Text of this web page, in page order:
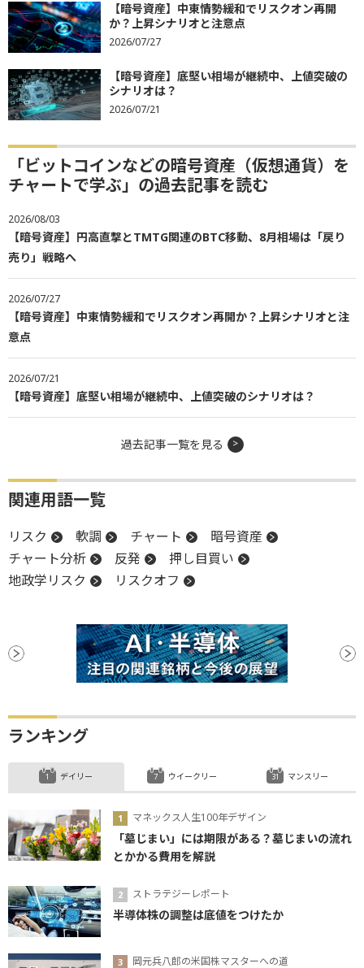
【暗号資産】中東情勢緩和でリスクオン再開
か？上昇シナリオと注意点
2026/07/27
【暗号資産】底堅い相場が継続中、上値突破の
シナリオは？
2026/07/21
「ビットコインなどの暗号資産（仮想通貨）を
チャートで学ぶ」の過去記事を読む
2026/08/03
【暗号資産】円高直撃とTMTG関連のBTC移動、8月相場は「戻り
売り」戦略へ
2026/07/27
【暗号資産】中東情勢緩和でリスクオン再開か？上昇シナリオと注
意点
2026/07/21
【暗号資産】底堅い相場が継続中、上値突破のシナリオは？
過去記事一覧を見る
関連用語一覧
リスク 軟調 チャート
暗号資産
チャート分析
反発
押し目買い
地政学リスク
リスクオフ
ランキング
デイリー
マネックス人生100年デザイン
「墓じまい」には期限がある？墓じまいの流れ
とかかる費用を解説
ストラテジーレポート
半導体株の調整は底値をつけたか
岡元兵八郎の米国株マスターへの道
ウイークリー マンスリー